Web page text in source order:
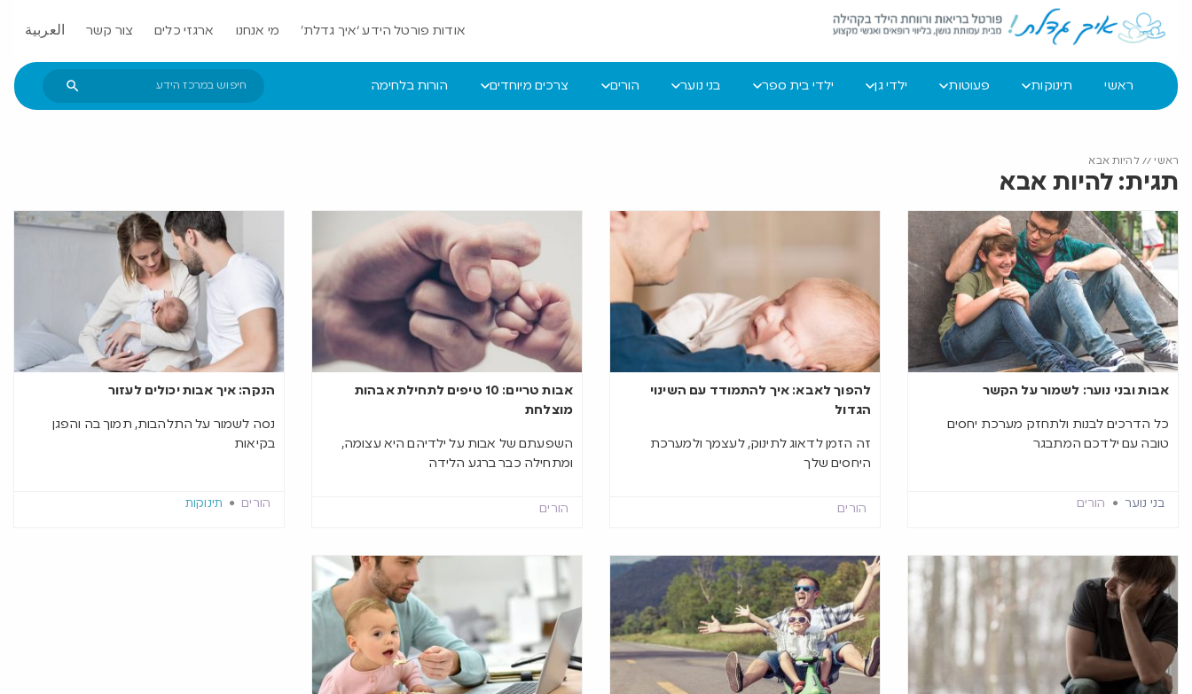
אודות פורטל הידע ‘איך גדלת’ מי אנחנו ארגזי כלים צור קשר العربية
ראשי תינוקות פעוטות ילדי גן ילדי בית ספר בני נוער הורים צרכים מיוחדים הורות בלחימה
ראשי //להיות אבא
תגית: להיות אבא
אבות ובני נוער: לשמור על הקשר
כל הדרכים לבנות ולתחזק מערכת יחסים
טובה עם ילדכם המתבגר
בני נוער הורים
להפוך לאבא: איך להתמודד עם השינוי
הגדול
זה הזמן לדאוג לתינוק, לעצמך ולמערכת
היחסים שלך
הורים
אבות טריים: 10 טיפים לתחילת אבהות
מוצלחת
השפעתם של אבות על ילדיהם היא עצומה,
ומתחילה כבר ברגע הלידה
הורים
הנקה: איך אבות יכולים לעזור
נסה לשמור על התלהבות, תמוך בה והפגן
בקיאות
הורים תינוקות